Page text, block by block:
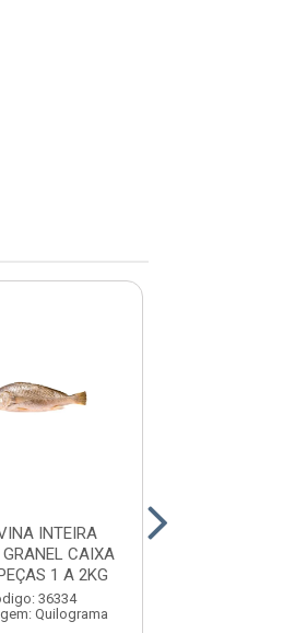
INTEIRA
CAIXA
1 A 2KG
36334
Quilograma